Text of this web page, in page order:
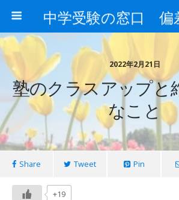
2022年2月21日
塾のクラスアップと
なこと
Share Tweet Pin
+19